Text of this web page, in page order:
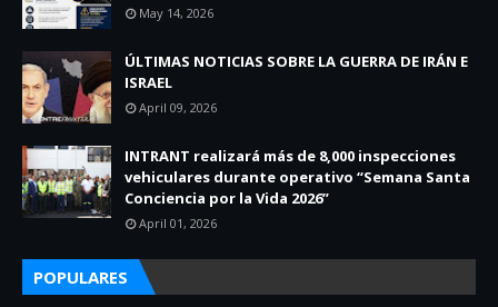
May 14, 2026
ÚLTIMAS NOTICIAS SOBRE LA GUERRA DE IRÁN E
ISRAEL
April 09, 2026
INTRANT realizará más de 8,000 inspecciones
vehiculares durante operativo “Semana Santa
Conciencia por la Vida 2026”
April 01, 2026
POPULARES